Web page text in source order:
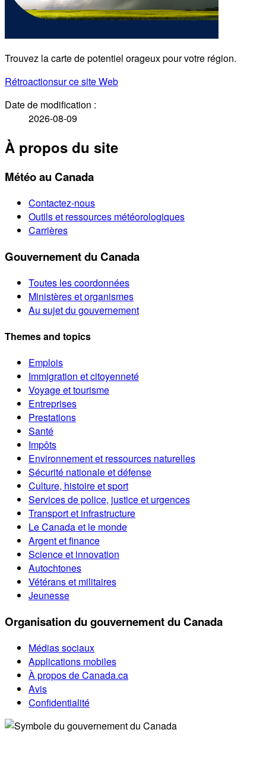
Trouvez la carte de potentiel orageux pour votre région.
Rétroactionsur ce site Web
Date de modification :
2026-08-09
À propos du site
Météo au Canada
Contactez-nous
Outils et ressources météorologiques
Carrières
Gouvernement du Canada
Toutes les coordonnées
Ministères et organismes
Au sujet du gouvernement
Themes and topics
Emplois
Immigration et citoyenneté
Voyage et tourisme
Entreprises
Prestations
Santé
Impôts
Environnement et ressources naturelles
Sécurité nationale et défense
Culture, histoire et sport
Services de police, justice et urgences
Transport et infrastructure
Le Canada et le monde
Argent et finance
Science et innovation
Autochtones
Vétérans et militaires
Jeunesse
Organisation du gouvernement du Canada
Médias sociaux
Applications mobiles
À propos de Canada.ca
Avis
Confidentialité